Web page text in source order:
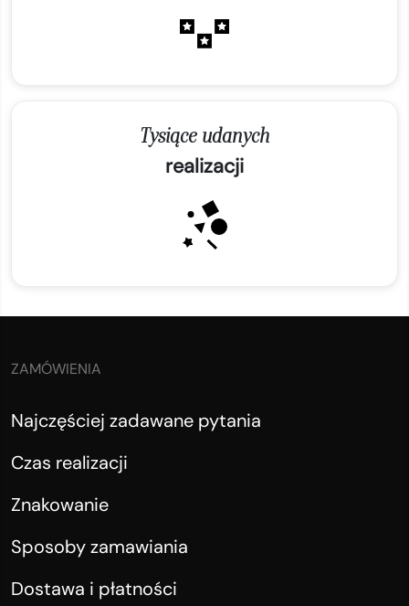
Tysiące udanych
realizacji
ZAMÓWIENIA
Najczęściej zadawane pytania
Czas realizacji
Znakowanie
Sposoby zamawiania
Dostawa i płatności